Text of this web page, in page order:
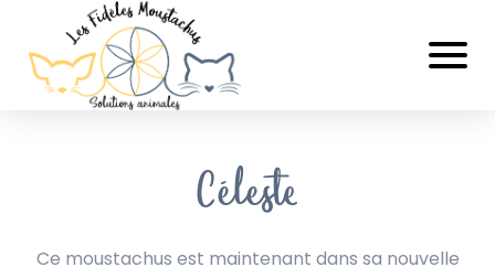
Céleste
Ce moustachus est maintenant dans sa nouvelle